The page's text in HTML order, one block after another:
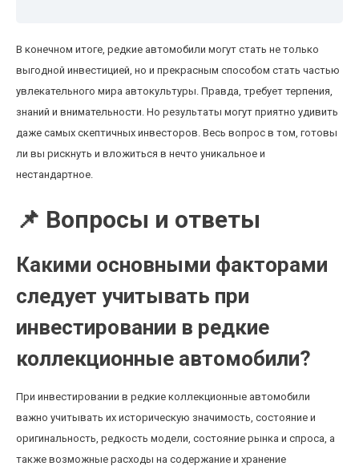
В конечном итоге, редкие автомобили могут стать не только
выгодной инвестицией, но и прекрасным способом стать частью
увлекательного мира автокультуры. Правда, требует терпения,
знаний и внимательности. Но результаты могут приятно удивить
даже самых скептичных инвесторов. Весь вопрос в том, готовы
ли вы рискнуть и вложиться в нечто уникальное и
нестандартное.
📌 Вопросы и ответы
Какими основными факторами
следует учитывать при
инвестировании в редкие
коллекционные автомобили?
При инвестировании в редкие коллекционные автомобили
важно учитывать их историческую значимость, состояние и
оригинальность, редкость модели, состояние рынка и спроса, а
также возможные расходы на содержание и хранение